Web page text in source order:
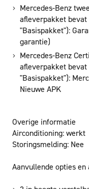
Mercedes-Benz
afleverpakket
"Basispakket"):
garantie)
Mercedes-Benz
afleverpakket
"Basispakket"):
Nieuwe APK
Overige informatie
Airconditioning:werkt
Storingsmelding: Nee
Aanvullende opties en